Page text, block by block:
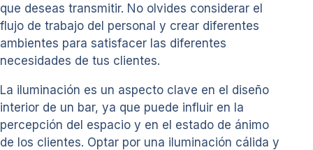
que deseas transmitir. No olvides considerar el
flujo de trabajo del personal y crear diferentes
ambientes para satisfacer las diferentes
necesidades de tus clientes.
La iluminación es un aspecto clave en el diseño
interior de un bar, ya que puede influir en la
percepción del espacio y en el estado de ánimo
de los clientes. Optar por una iluminación cálida y